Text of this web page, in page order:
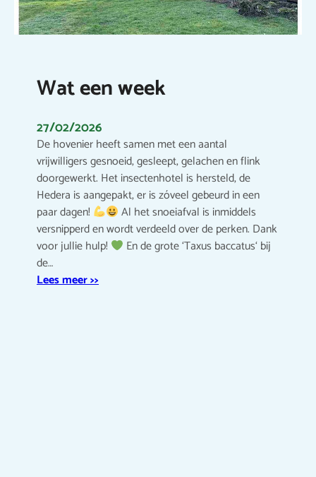
Wat een week
27/02/2026
De hovenier heeft samen met een aantal
vrijwilligers gesnoeid, gesleept, gelachen en flink
doorgewerkt. Het insectenhotel is hersteld, de
Hedera is aangepakt, er is zóveel gebeurd in een
paar dagen!
Al het snoeiafval is inmiddels
versnipperd en wordt verdeeld over de perken. Dank
voor jullie hulp!
En de grote ‘Taxus baccatus‘ bij
de…
Lees meer >>